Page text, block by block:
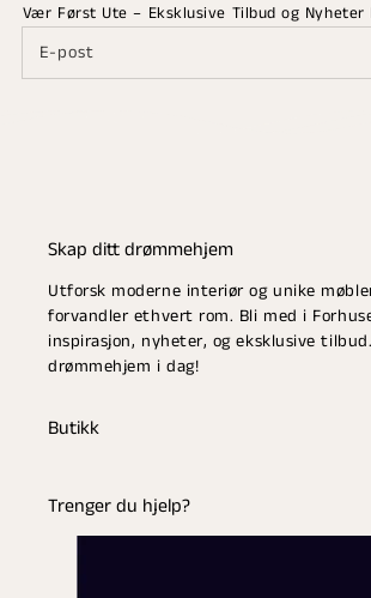
Vær Først Ute – Eksklusive Tilbud og
E-post
Skap ditt drømmehjem
Utforsk moderne interiør og unike
forvandler ethvert rom. Bli med i
inspirasjon, nyheter, og eksklusive
drømmehjem i dag!
Butikk
Trenger du hjelp?